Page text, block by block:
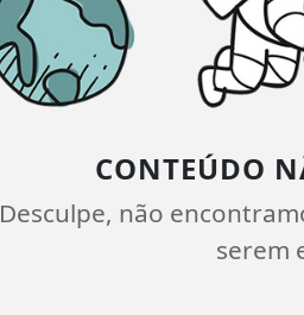
CONTEÚDO
Desculpe, não
serem